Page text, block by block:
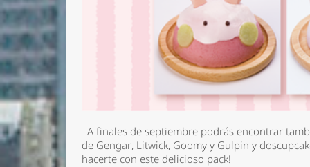
A finales de septiembre podrás encontrar
de Gengar, Litwick, Goomy y Gulpin y
hacerte con este delicioso pack!